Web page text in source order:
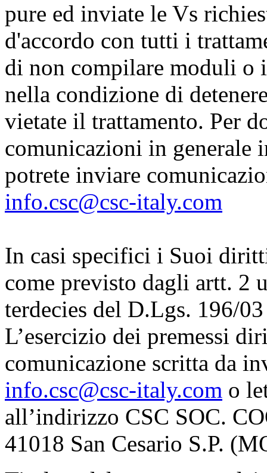
pure ed inviate le Vs
d'accordo con tutti i
di non compilare moduli o
nella condizione di
vietate il trattamento. Per
comunicazioni in generale
potrete inviare
info.csc@csc-italy.com
In casi specifici i Suoi
come previsto dagli artt. 2
terdecies del D.Lgs. 196/
L’esercizio dei premessi
comunicazione scritta da
info.csc@csc-italy.com o
all’indirizzo CSC SOC.
41018 San Cesario S.P.